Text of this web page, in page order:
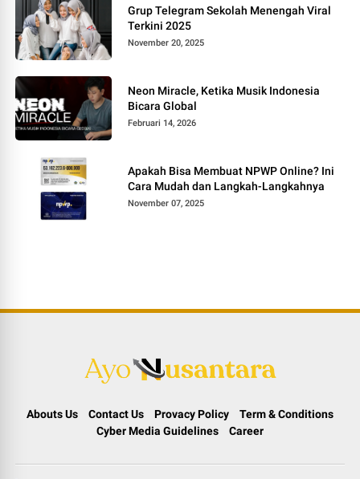
Grup Telegram Sekolah Menengah Viral
Terkini 2025
November 20, 2025
Neon Miracle, Ketika Musik Indonesia
Bicara Global
Februari 14, 2026
Apakah Bisa Membuat NPWP Online? Ini
Cara Mudah dan Langkah-Langkahnya
November 07, 2025
Abouts Us Contact Us Provacy Policy
Term & Conditions
Cyber Media Guidelines
Career